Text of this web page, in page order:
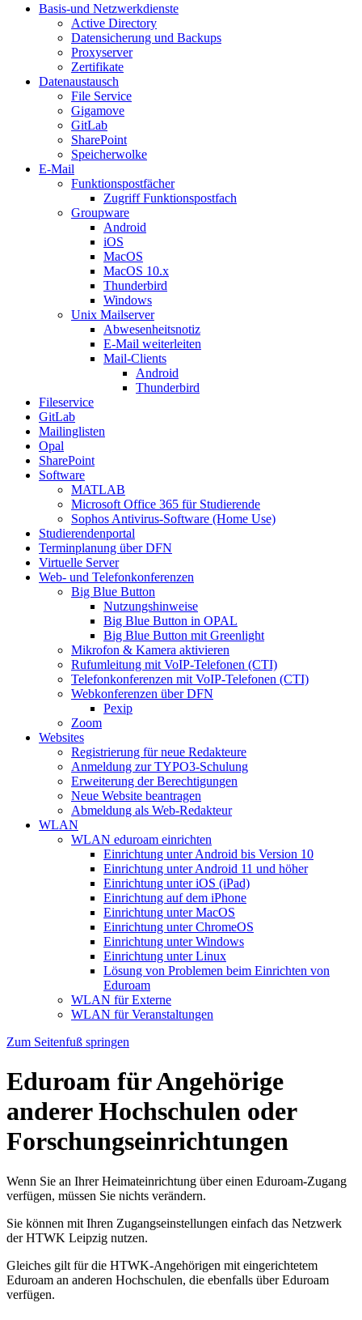
Basis-und Netzwerkdienste
Active Directory
Datensicherung und Backups
Proxyserver
Zertifikate
Datenaustausch
File Service
Gigamove
GitLab
SharePoint
Speicherwolke
E-Mail
Funktionspostfächer
Zugriff Funktionspostfach
Groupware
Android
iOS
MacOS
MacOS 10.x
Thunderbird
Windows
Unix Mailserver
Abwesenheitsnotiz
E-Mail weiterleiten
Mail-Clients
Android
Thunderbird
Fileservice
GitLab
Mailinglisten
Opal
SharePoint
Software
MATLAB
Microsoft Office 365 für Studierende
Sophos Antivirus-Software (Home Use)
Studierendenportal
Terminplanung über DFN
Virtuelle Server
Web- und Telefonkonferenzen
Big Blue Button
Nutzungshinweise
Big Blue Button in OPAL
Big Blue Button mit Greenlight
Mikrofon & Kamera aktivieren
Rufumleitung mit VoIP-Telefonen (CTI)
Telefonkonferenzen mit VoIP-Telefonen (CTI)
Webkonferenzen über DFN
Pexip
Zoom
Websites
Registrierung für neue Redakteure
Anmeldung zur TYPO3-Schulung
Erweiterung der Berechtigungen
Neue Website beantragen
Abmeldung als Web-Redakteur
WLAN
WLAN eduroam einrichten
Einrichtung unter Android bis Version 10
Einrichtung unter Android 11 und höher
Einrichtung unter iOS (iPad)
Einrichtung auf dem iPhone
Einrichtung unter MacOS
Einrichtung unter ChromeOS
Einrichtung unter Windows
Einrichtung unter Linux
Lösung von Problemen beim Einrichten von
Eduroam
WLAN für Externe
WLAN für Veranstaltungen
Zum Seitenfuß springen
Eduroam für Angehörige
anderer Hochschulen oder
Forschungseinrichtungen
Wenn Sie an Ihrer Heimateinrichtung über einen Eduroam-Zugang
verfügen, müssen Sie nichts verändern.
Sie können mit Ihren Zugangseinstellungen einfach das Netzwerk
der HTWK Leipzig nutzen.
Gleiches gilt für die HTWK-Angehörigen mit eingerichtetem
Eduroam an anderen Hochschulen, die ebenfalls über Eduroam
verfügen.